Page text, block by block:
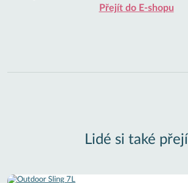
Přejít do E-shopu
Lidé si také přejí